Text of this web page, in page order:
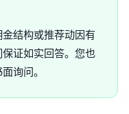
结构或推荐动因有
证如实回答。您也
询问。